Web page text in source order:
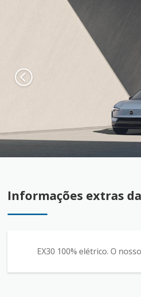
Informações extras da
EX30 100% elétrico. O